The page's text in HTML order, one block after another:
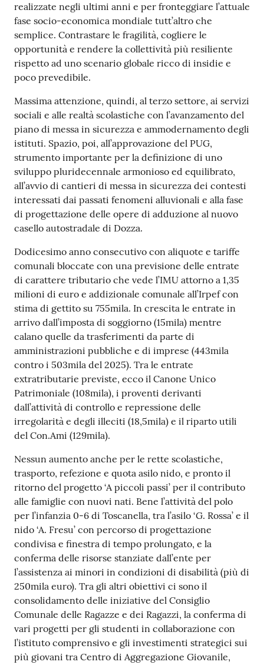
realizzate negli ultimi anni e per fronteggiare l’attuale
fase socio-economica mondiale tutt’altro che
semplice. Contrastare le fragilità, cogliere le
opportunità e rendere la collettività più resiliente
rispetto ad uno scenario globale ricco di insidie e
poco prevedibile.
Massima attenzione, quindi, al terzo settore, ai servizi
sociali e alle realtà scolastiche con l’avanzamento del
piano di messa in sicurezza e ammodernamento degli
istituti. Spazio, poi, all’approvazione del PUG,
strumento importante per la definizione di uno
sviluppo pluridecennale armonioso ed equilibrato,
all’avvio di cantieri di messa in sicurezza dei contesti
interessati dai passati fenomeni alluvionali e alla fase
di progettazione delle opere di adduzione al nuovo
casello autostradale di Dozza.
Dodicesimo anno consecutivo con aliquote e tariffe
comunali bloccate con una previsione delle entrate
di carattere tributario che vede l’IMU attorno a 1,35
milioni di euro e addizionale comunale all’Irpef con
stima di gettito su 755mila. In crescita le entrate in
arrivo dall’imposta di soggiorno (15mila) mentre
calano quelle da trasferimenti da parte di
amministrazioni pubbliche e di imprese (443mila
contro i 503mila del 2025). Tra le entrate
extratributarie previste, ecco il Canone Unico
Patrimoniale (108mila), i proventi derivanti
dall’attività di controllo e repressione delle
irregolarità e degli illeciti (18,5mila) e il riparto utili
del Con.Ami (129mila).
Nessun aumento anche per le rette scolastiche,
trasporto, refezione e quota asilo nido, e pronto il
ritorno del progetto ‘A piccoli passi’ per il contributo
alle famiglie con nuovi nati. Bene l’attività del polo
per l’infanzia 0-6 di Toscanella, tra l’asilo ‘G. Rossa’ e il
nido ‘A. Fresu’ con percorso di progettazione
condivisa e finestra di tempo prolungato, e la
conferma delle risorse stanziate dall’ente per
l’assistenza ai minori in condizioni di disabilità (più di
250mila euro). Tra gli altri obiettivi ci sono il
consolidamento delle iniziative del Consiglio
Comunale delle Ragazze e dei Ragazzi, la conferma di
vari progetti per gli studenti in collaborazione con
l’istituto comprensivo e gli investimenti strategici sui
più giovani tra Centro di Aggregazione Giovanile,